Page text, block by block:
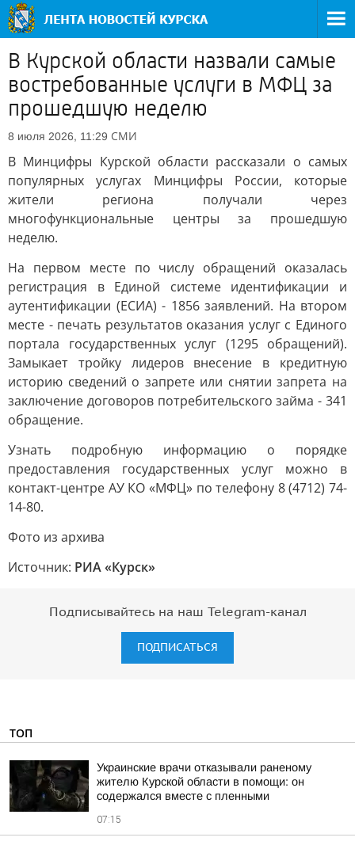
В Курской области назвали самые
востребованные услуги в МФЦ за
прошедшую неделю
8 июля 2026, 11:29 СМИ
В Минцифры Курской области рассказали о самых
популярных услугах Минцифры России, которые
жители региона получали через
многофункциональные центры за прошедшую
неделю.
На первом месте по числу обращений оказалась
регистрация в Единой системе идентификации и
аутентификации (ЕСИА) - 1856 заявлений. На втором
месте - печать результатов оказания услуг с Единого
портала государственных услуг (1295 обращений).
Замыкает тройку лидеров внесение в кредитную
историю сведений о запрете или снятии запрета на
заключение договоров потребительского займа - 341
обращение.
Узнать подробную информацию о порядке
предоставления государственных услуг можно в
контакт-центре АУ КО «МФЦ» по телефону 8 (4712) 74-
14-80.
Фото из архива
Источник: РИА «Курск»
Подписывайтесь на наш Telegram-канал
ПОДПИСАТЬСЯ
ТОП
Украинские врачи отказывали раненому
жителю Курской области в помощи: он
содержался вместе с пленными
07:15